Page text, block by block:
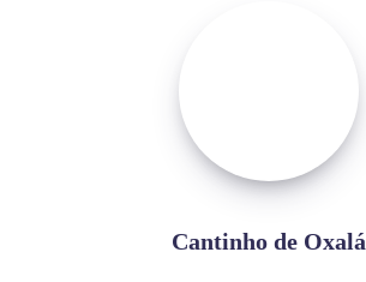
Cantinho de Oxalá